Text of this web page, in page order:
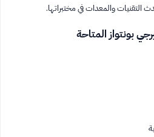
التقنيات والمعدات في مختبراتها.
بونتواز المتاحة